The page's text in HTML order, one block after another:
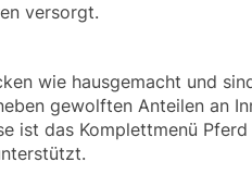
versorgt.
wie hausgemacht und
gewolften Anteilen an
ist das Komplettmenü